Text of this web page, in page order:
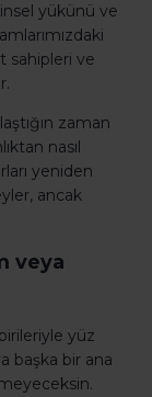
yükünü ve
sahipleri ve
zaman
nasıl
yeniden
ancak
veya
yüz
başka bir ana